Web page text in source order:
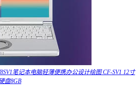
笔记本电脑轻薄便携办公设计绘图 CF-SV1 12寸
盘8GB